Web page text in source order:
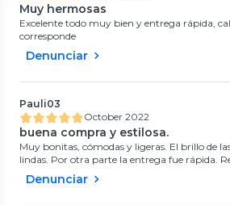
Muy hermosas
Excelente todo muy bien y entrega rápida,
corresponde
Denunciar
Pauli03
October 2022
buena compra y estilosa.
Muy bonitas, cómodas y ligeras. El brillo de
lindas. Por otra parte la entrega fue rápida.
Denunciar